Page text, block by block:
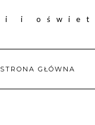
STRONA GŁÓWNA